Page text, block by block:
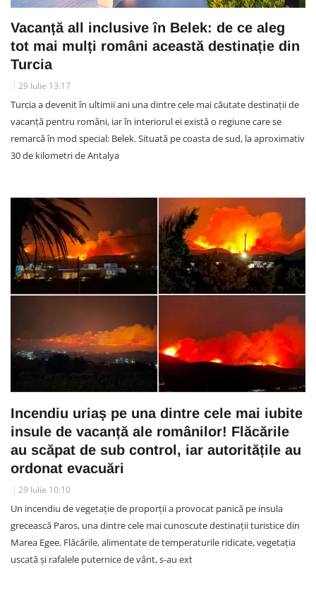
Vacanță all inclusive în Belek: de ce aleg
tot mai mulți români această destinație din
Turcia
29 Iulie 13:17
Turcia a devenit în ultimii ani una dintre cele mai căutate destinații de
vacanță pentru români, iar în interiorul ei există o regiune care se
remarcă în mod special: Belek. Situată pe coasta de sud, la aproximativ
30 de kilometri de Antalya
Incendiu uriaș pe una dintre cele mai iubite
insule de vacanță ale românilor! Flăcările
au scăpat de sub control, iar autoritățile au
ordonat evacuări
29 Iulie 10:10
Un incendiu de vegetație de proporții a provocat panică pe insula
grecească Paros, una dintre cele mai cunoscute destinații turistice din
Marea Egee. Flăcările, alimentate de temperaturile ridicate, vegetația
uscată și rafalele puternice de vânt, s-au ext